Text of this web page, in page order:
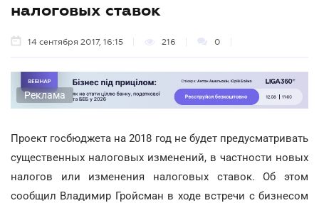
налоговых ставок
14 сентября 2017, 16:15 216 0
Реклама
Проект госбюджета на 2018 год не будет предусматривать
существенных налоговых изменений, в частности новых
налогов или изменения налоговых ставок. Об этом
сообщил Владимир Гройсман в ходе встречи с бизнесом